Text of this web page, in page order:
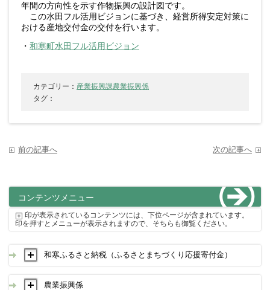
年間の方向性を示す作物振興の設計図です。
この水田フル活用ビジョンに基づき、経営所得安定対策に
おける産地交付金の交付を行います。
・ 和寒町水田フル活用ビジョン
カテゴリー： 産業振興課農業振興係
タグ：
前の記事へ 次の記事へ
コンテンツメニュー
印が表示されているコンテンツには、下位ページが含まれています。
印を押すとメニューが表示されますので、そちらも御覧ください。
和寒ふるさと納税（ふるさとまちづくり応援寄付金）
農業振興係